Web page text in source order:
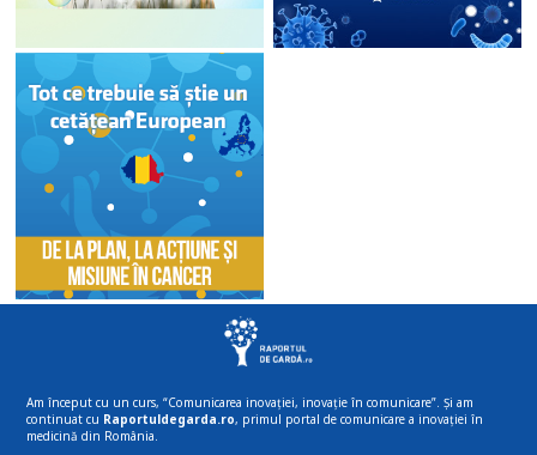
Am început cu un curs, “Comunicarea inovației, inovație în comunicare”. Și am
continuat cu Raportuldegarda.ro, primul portal de comunicare a inovației în
medicină din România.